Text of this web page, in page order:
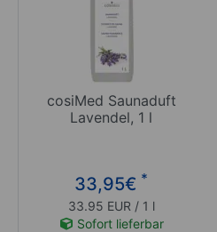
cosiMed Saunaduft
Lavendel, 1 l
33,95€ *
33.95 EUR / 1 l
Sofort lieferbar